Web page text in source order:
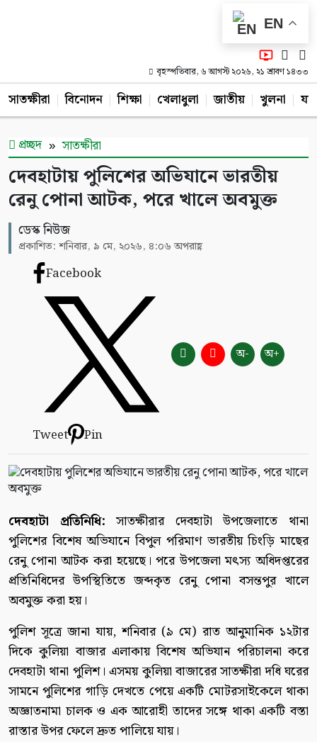
EN
বৃহস্পতিবার, ৬ আগস্ট ২০২৬, ২১ শ্রাবণ ১৪৩৩
সাতক্ষীরা বিনোদন শিক্ষা খেলাধুলা জাতীয় খুলনা
প্রচ্ছদ সাতক্ষীরা
দেবহাটায় পুলিশের অভিযানে ভারতীয়
রেনু পোনা আটক, পরে খালে অবমুক্ত
ডেস্ক নিউজ
প্রকাশিত: শনিবার, ৯ মে, ২০২৬, ৪:০৬ অপরাহ্ণ
Facebook
Tweet Pin
অ- অ+
দেবহাটা প্রতিনিধি: সাতক্ষীরার দেবহাটা উপজেলাতে থানা
পুলিশের বিশেষ অভিযানে বিপুল পরিমাণ ভারতীয় চিংড়ি মাছের
রেনু পোনা আটক করা হয়েছে। পরে উপজেলা মৎস্য অধিদপ্তরের
প্রতিনিধিদের উপস্থিতিতে জব্দকৃত রেনু পোনা বসন্তপুর খালে
অবমুক্ত করা হয়।
পুলিশ সূত্রে জানা যায়, শনিবার (৯ মে) রাত আনুমানিক ১২টার
দিকে কুলিয়া বাজার এলাকায় বিশেষ অভিযান পরিচালনা করে
দেবহাটা থানা পুলিশ। এসময় কুলিয়া বাজারের সাতক্ষীরা দধি ঘরের
সামনে পুলিশের গাড়ি দেখতে পেয়ে একটি মোটরসাইকেলে থাকা
অজ্ঞাতনামা চালক ও এক আরোহী তাদের সঙ্গে থাকা একটি বস্তা
রাস্তার উপর ফেলে দ্রুত পালিয়ে যায়।